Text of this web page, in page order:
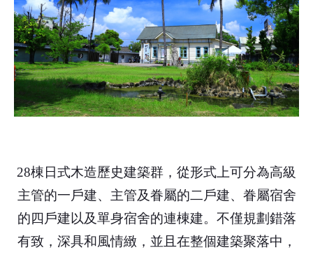
28棟日式木造歷史建築群，從形式上可分為高級
主管的一戶建、主管及眷屬的二戶建、眷屬宿舍
的四戶建以及單身宿舍的連棟建。不僅規劃錯落
有致，深具和風情緻，並且在整個建築聚落中，